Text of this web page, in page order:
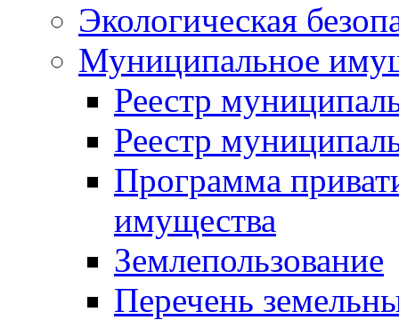
Экологическая
Муниципальное
Реестр
Реестр
Программа
имущества
Землепользование
Перечень